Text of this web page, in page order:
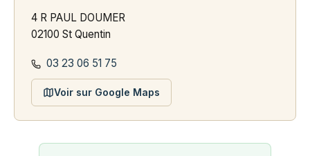
4 R PAUL DOUMER
02100 St Quentin
03 23 06 51 75
Voir sur Google Maps